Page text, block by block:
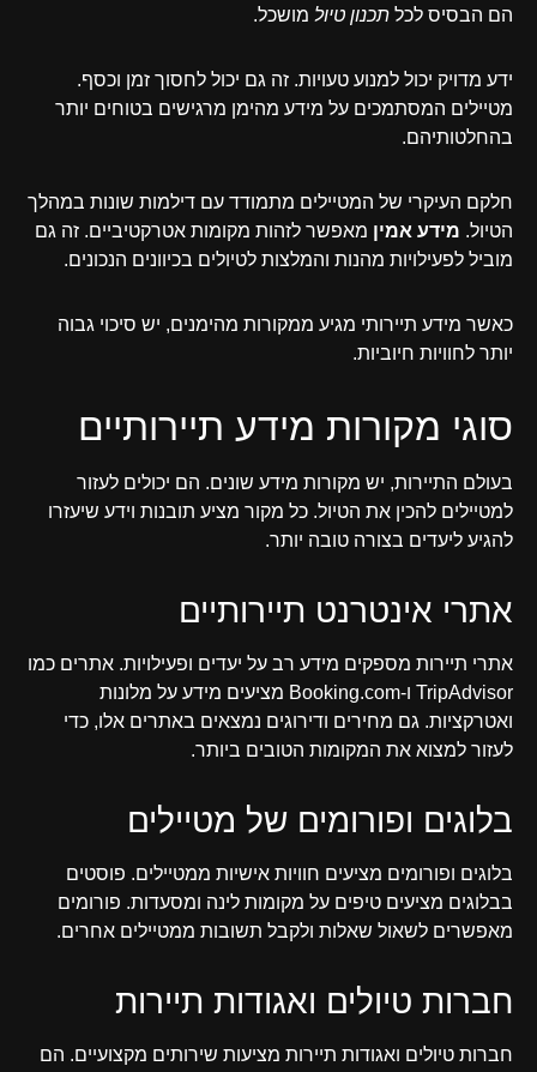
הם הבסיס לכל תכנון טיול מושכל.
ידע מדויק יכול למנוע טעויות. זה גם יכול לחסוך זמן וכסף.
מטיילים המסתמכים על מידע מהימן מרגישים בטוחים יותר
בהחלטותיהם.
חלקם העיקרי של המטיילים מתמודד עם דילמות שונות במהלך
הטיול. מידע אמין מאפשר לזהות מקומות אטרקטיביים. זה גם
מוביל לפעילויות מהנות והמלצות לטיולים בכיוונים הנכונים.
כאשר מידע תיירותי מגיע ממקורות מהימנים, יש סיכוי גבוה
יותר לחוויות חיוביות.
סוגי מקורות מידע תיירותיים
בעולם התיירות, יש מקורות מידע שונים. הם יכולים לעזור
למטיילים להכין את הטיול. כל מקור מציע תובנות וידע שיעזרו
להגיע ליעדים בצורה טובה יותר.
אתרי אינטרנט תיירותיים
אתרי תיירות מספקים מידע רב על יעדים ופעילויות. אתרים כמו
TripAdvisor ו-Booking.com מציעים מידע על מלונות
ואטרקציות. גם מחירים ודירוגים נמצאים באתרים אלו, כדי
לעזור למצוא את המקומות הטובים ביותר.
בלוגים ופורומים של מטיילים
בלוגים ופורומים מציעים חוויות אישיות ממטיילים. פוסטים
בבלוגים מציעים טיפים על מקומות לינה ומסעדות. פורומים
מאפשרים לשאול שאלות ולקבל תשובות ממטיילים אחרים.
חברות טיולים ואגודות תיירות
חברות טיולים ואגודות תיירות מציעות שירותים מקצועיים. הם